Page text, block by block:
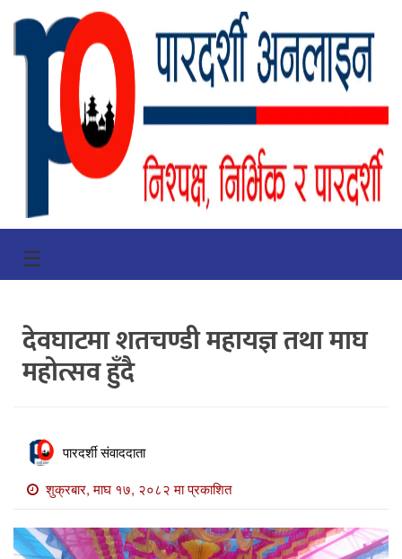
गृहपृष्ठ
भिडियो
प्रमुख
खबर
समाचार
खबर
माडी
खबर
विविध
☰
देवघाटमा शतचण्डी महायज्ञ तथा माघ
महोत्सव हुँदै
पारदर्शी संवाददाता
शुक्रबार, माघ १७, २०८२ मा प्रकाशित